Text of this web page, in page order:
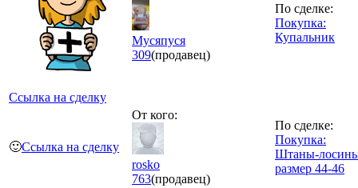
Ссылка на сделку
Мусяпуся
309(продавец)
По сделке:
Покупка:
Купальник
🙂Ссылка на сделку
От кого:
rosko
763(продавец)
По сделке:
Покупка:
Штаны-
размер 44-46